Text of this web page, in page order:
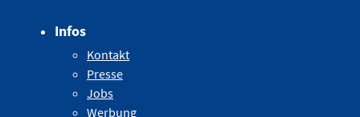
Infos
Kontakt
Presse
Jobs
Werbung